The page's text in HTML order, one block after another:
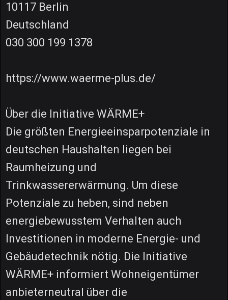
10117 Berlin
Deutschland
030 300 199 1378
https://www.waerme-plus.de/
Über die Initiative WÄRME+
Die größten Energieeinsparpotenziale in
deutschen Haushalten liegen bei
Raumheizung und
Trinkwassererwärmung. Um diese
Potenziale zu heben, sind neben
energiebewusstem Verhalten auch
Investitionen in moderne Energie- und
Gebäudetechnik nötig. Die Initiative
WÄRME+ informiert Wohneigentümer
anbieterneutral über die